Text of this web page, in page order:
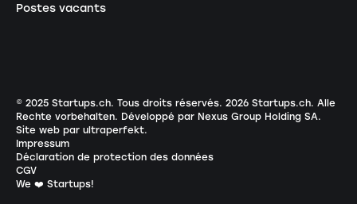
Postes vacants
© 2025 Startups.ch. Tous droits réservés. 2026Startups.ch. Alle
Rechte vorbehalten. Développé par Nexus Group Holding SA.
Site web par ultraperfekt.
Impressum
Déclaration de protection des données
CGV
We ❤️ Startups!